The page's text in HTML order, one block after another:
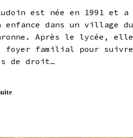
est née en 1991 et a
enfance dans un village du
Après le lycée, elle
familial pour suivre
de droit…